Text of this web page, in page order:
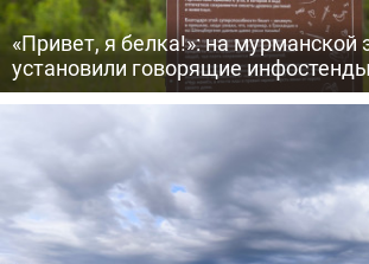
«Привет, я белка!»: на мурманской
установили говорящие инфостенды